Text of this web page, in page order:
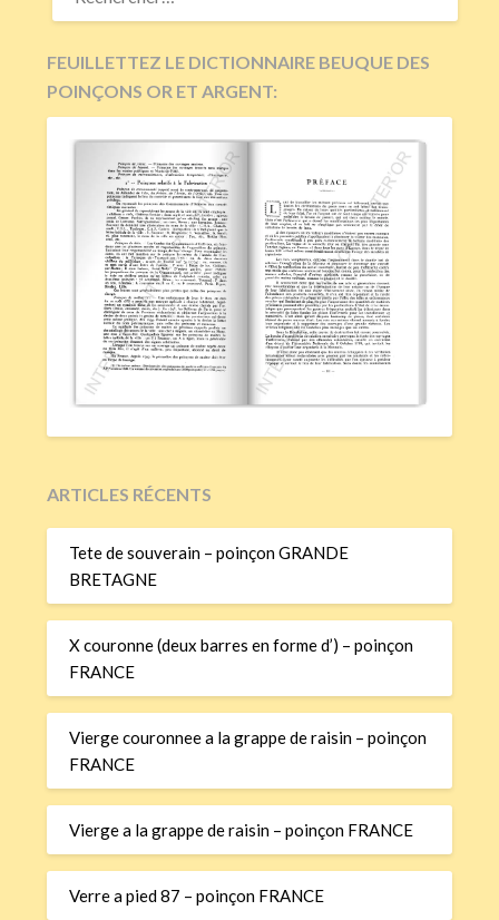
FEUILLETTEZ LE DICTIONNAIRE BEUQUE DES
POINÇONS OR ET ARGENT:
ARTICLES RÉCENTS
Tete de souverain – poinçon GRANDE
BRETAGNE
X couronne (deux barres en forme d’) – poinçon
FRANCE
Vierge couronnee a la grappe de raisin – poinçon
FRANCE
Vierge a la grappe de raisin – poinçon FRANCE
Verre a pied 87 – poinçon FRANCE